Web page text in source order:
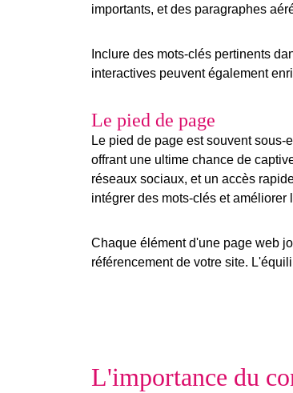
importants, et des paragraphes
Inclure des mots-clés pertinents
interactives peuvent également
Le pied de page
Le pied de page est souvent sous-
offrant une ultime chance de
réseaux sociaux, et un accès
intégrer des mots-clés et améliorer
Chaque élément d'une page web
référencement de votre site.
L'importance du